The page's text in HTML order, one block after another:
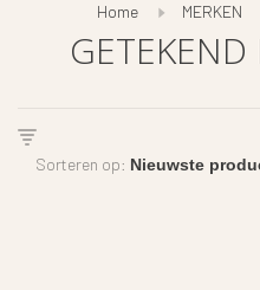
Home MERKEN
GETEKEND
Sorteren op: